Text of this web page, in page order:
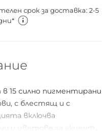
срок за доставка: 2-5
15 силно пигментирани
с блестящ и с
включва
и цветове за акцент,